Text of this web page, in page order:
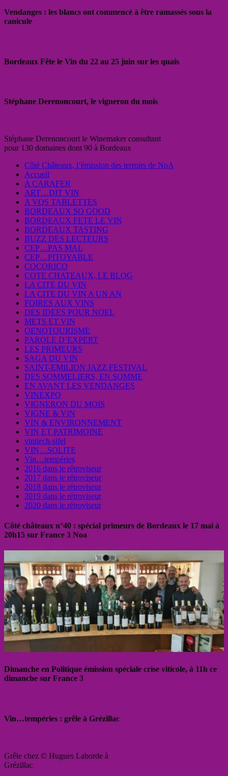
Vendanges : les blancs ont commencé à être ramassés sous la
canicule
Bordeaux Fête le Vin du 22 au 25 juin sur les quais
Stéphane Derenoncourt, le vigneron du mois
Stéphane Derenoncourt le Winemaker consultant
pour 130 domaines dont 90 à Bordeaux
Côté Châteaux, l’émission des terroirs de NoA
Accueil
A CARAFER
ART…DIT VIN
A VOS TABLETTES
BORDEAUX SO GOOD
BORDEAUX FETE LE VIN
BORDEAUX TASTING
BUZZ DES LECTEURS
CEP…PAS MAL
CEP…PITOYABLE
COCORICO
COTE CHATEAUX, LE BLOG
LA CITE DU VIN
LA CITE DU VIN A UN AN
FOIRES AUX VINS
DES IDEES POUR NOEL
METS ET VIN
OENOTOURISME
PAROLE D’EXPERT
LES PRIMEURS
SAGA DU VIN
SAINT-EMILION JAZZ FESTIVAL
DES SOMMELIERS, EN SOMME
EN AVANT LES VENDANGES
VINEXPO
VIGNERON DU MOIS
VIGNE & VIN
VIN & ENVIRONNEMENT
VIN ET PATRIMOINE
vinitech-sifel
VIN…SOLITE
Vin…tempéries
2016 dans le rétroviseur
2017 dans le rétroviseur
2018 dans le rétroviseur
2019 dans le rétroviseur
2020 dans le rétroviseur
Côté châteaux n°40 : spécial primeurs de Bordeaux le 17 mai à
20h15 sur France 3 Noa
Dimanche en Politique émission spéciale crise viticole, à 11h ce
dimanche sur France 3
Vin…tempéries : grêle à Grézillac
Grêle chez © Hugues Laborde à
Grézillac